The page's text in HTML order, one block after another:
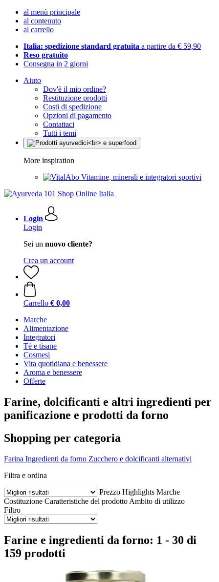
al menù principale
al contenuto
al carrello
Italia: spedizione standard gratuita a partire da € 59,90
Reso gratuito
Consegna in 2 giorni
Aiuto
Dov'è il mio ordine?
Restituzione prodotti
Costi di spedizione
Opzioni di pagamento
Contattaci
Tutti i temi
More inspiration
Vitamine, minerali e integratori sportivi
Login
Login
Sei un nuovo cliente?
Crea un account
Carrello € 0,00
Marche
Alimentazione
Integratori
Tè e tisane
Cosmesi
Vita quotidiana e benessere
Aroma e benessere
Offerte
Farine, dolcificanti e altri ingredienti per
panificazione e prodotti da forno
Shopping per categoria
Farina Ingredienti da forno Zucchero e dolcificanti alternativi
Filtra e ordina
Prezzo Highlights Marche
Costituzione Caratteristiche del prodotto Ambito di utilizzo
Filtro
Farine e ingredienti da forno: 1 - 30 di
159 prodotti